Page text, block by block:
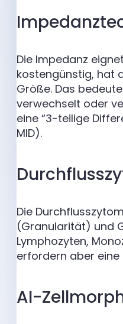
Die Impedanz
kostengünstig, hat
Größe. Das
verwechselt oder
eine “3-teilige
MID).
Die
(Granularität) und
Lymphozyten,
erfordern aber eine
AI-